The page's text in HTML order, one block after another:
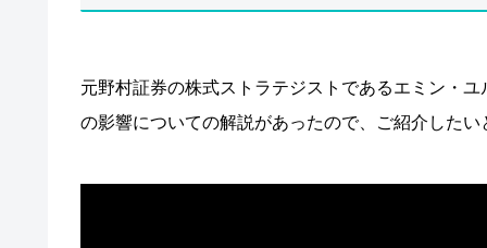
元野村証券の株式ストラテジストであるエミン・
の影響についての解説があったので、ご紹介したい